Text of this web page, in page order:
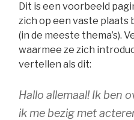
Dit is een voorbeeld
zich op een vaste
(in de meeste thema’s).
waarmee ze zich
vertellen als dit:
Hallo allemaal! Ik ben
ik me bezig met